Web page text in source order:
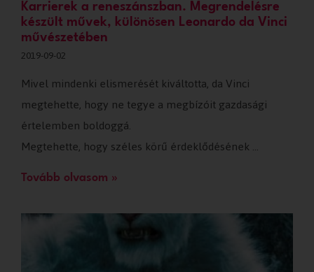
Karrierek a reneszánszban. Megrendelésre
készült művek, különösen Leonardo da Vinci
művészetében
2019-09-02
Mivel mindenki elismerését kiváltotta, da Vinci
megtehette, hogy ne tegye a megbízóit gazdasági
értelemben boldoggá.
Megtehette, hogy széles körű érdeklődésének …
Tovább olvasom »